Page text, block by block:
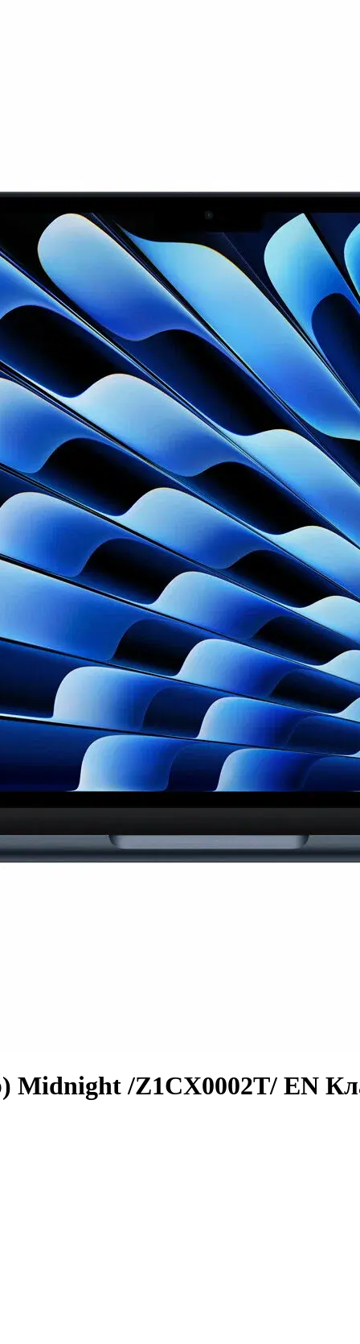
Midnight /Z1CX0002T/ EN